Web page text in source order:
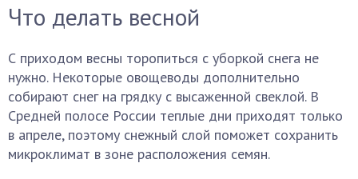
Что делать весной
С приходом весны торопиться с уборкой снега не
нужно. Некоторые овощеводы дополнительно
собирают снег на грядку с высаженной свеклой. В
Средней полосе России теплые дни приходят только
в апреле, поэтому снежный слой поможет сохранить
микроклимат в зоне расположения семян.